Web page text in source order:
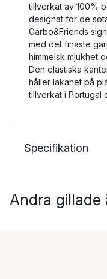
tillverkat av 100%
designat för de
Garbo&Friends
med det finaste
himmelsk mjukhet
Den elastiska
håller lakanet på
tillverkat i Portugal
Specifikation
Andra gillade